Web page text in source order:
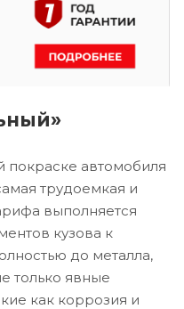
покраске автомобиля
трудоемкая и
выполняется
кузова к
до металла,
только явные
как коррозия и